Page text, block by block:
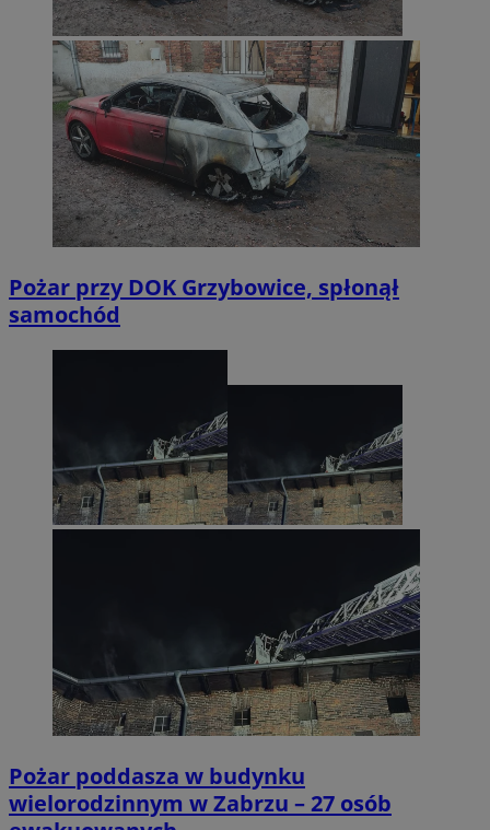
Pożar przy DOK Grzybowice, spłonął
samochód
Pożar poddasza w budynku
wielorodzinnym w Zabrzu – 27 osób